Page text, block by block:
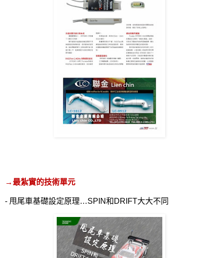
→ 最紮實的技術單元
- 甩尾車基礎設定原理…SPIN和 DRIFT大大不同